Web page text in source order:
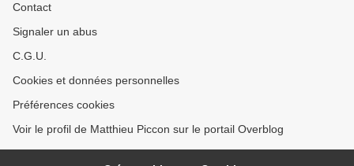
Contact
Signaler un abus
C.G.U.
Cookies et données personnelles
Préférences cookies
Voir le profil de Matthieu Piccon sur le portail Overblog